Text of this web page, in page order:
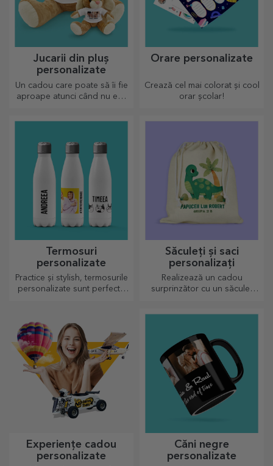
Jucarii din pluș
personalizate
Un cadou care poate să îi fie
aproape atunci când nu ești
Orare personalizate
Crează cel mai colorat și cool
orar școlar!
Termosuri
personalizate
Practice și stylish, termosurile
personalizate sunt perfecte
caldă când e iarnă.
Săculeți și saci
personalizați
Realizează un cadou
surprinzător cu un săculeț
Experiențe cadou
personalizate
Căni negre
personalizate